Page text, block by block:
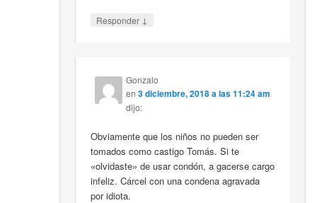
Responder ↓
Gonzalo
en3 diciembre, 2018 a las 11:24 am
dijo:
Obviamente que los niños no pueden ser
tomados como castigo Tomás. Si te
«olvidaste» de usar condón, a gacerse cargo
infeliz. Cárcel con una condena agravada
por idiota.